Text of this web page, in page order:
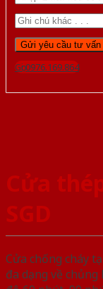
Gọi 0976.169.864
Cửa
SGD
Cửa chống cháy
đa dạng về